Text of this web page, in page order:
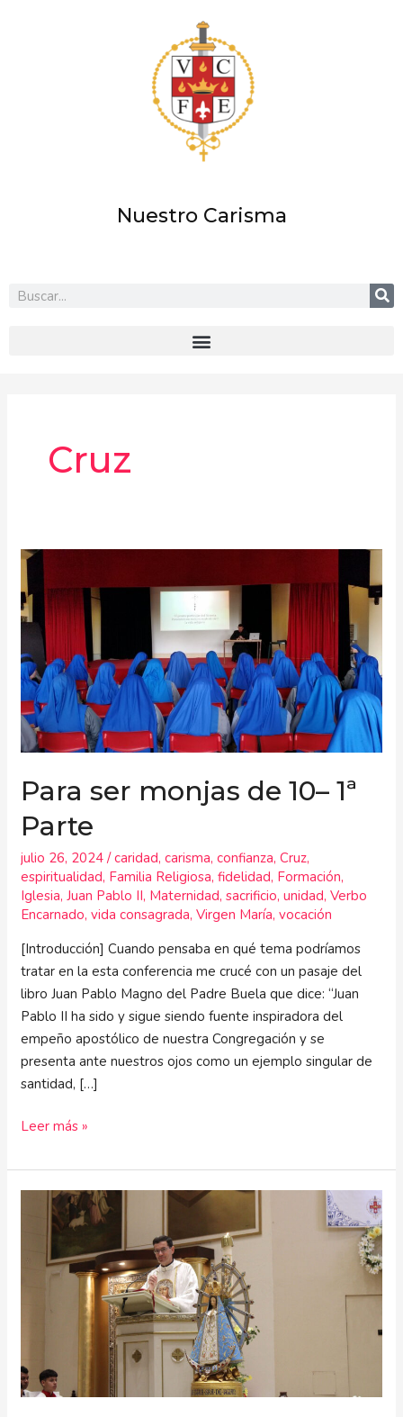
Nuestro Carisma
Cruz
Para ser monjas de 10– 1ª
Parte
julio 26, 2024/caridad,carisma,confianza,Cruz,
espiritualidad, Familia Religiosa,fidelidad, Formación,
Iglesia,Juan Pablo II, Maternidad,sacrificio,unidad,Verbo
Encarnado,vida consagrada,Virgen María,vocación
[Introducción] Cuando pensaba en qué tema podríamos
tratar en la esta conferencia me crucé con un pasaje del
libro Juan Pablo Magno del Padre Buela que dice: “Juan
Pablo II ha sido y sigue siendo fuente inspiradora del
empeño apostólico de nuestra Congregación y se
presenta ante nuestros ojos como un ejemplo singular de
santidad, […]
Para
ser
monjas
de
10–
1ª
Parte
Leer más »
venio…
Mater